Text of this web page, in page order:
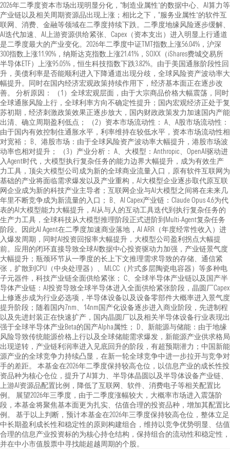
2026年二季度资本市场出现明显分化，“制造业属性”的数据中心、AI算力等
产业链以及相关周期资源品出现上涨；相比之下，“服务业属性”的软件互
联网、消费、金融等领域在二季度持续下跌。二季度地缘风险逐步缓解、
AI迭代加速、AI上游资源供给紧张、Capex（资本支出）进入明显上行通道
是二季度最大的产业变化。2026年二季度中证TMT指数上涨56.04%，沪深
300指数上涨11.90%，纳斯达克指数上涨21.41%，SOXX（iShares费城交易所
半导体ETF）上涨95.05%，恒生科技指数下跌3.82%。由于美国通胀阶段性回
升，美债利率是否能顺利进入下降通道出现分歧，全球风险资产波动率大
幅提升。同时在国内经济宏观政策持续作用下，经济基本面正在逐步改
善。 分析原因： （1）全球宏观层面，由于大宗商品价格大幅震荡，同时
全球通胀风险上行，全球利率方向不确定性提升；国内宏观经济正处于复
苏初期，经济刺激政策效果正逐步放大，国内财政政策发力加速国内产能
出清、确立周期盈利低点； （2）资本市场流动性： A、A股市场流动性：
由于国内有效控制住通胀水平，利率维持在较低水平，资本市场流动性相
对宽裕； B、港股市场：由于全球风险资产波动率大幅提升，港股市场波
动率也相对提升； （3）产业分析： A、大模型：Anthropic、OpenAI驱动进
入Agent时代，大模型执行复杂任务的能力边界大幅提升，成为有效生产
力工具，顶尖大模型公司成为新的全球商业流量入口，原有软件互联网为
基础的产业将面临需求爆发以及产业重构，AI大模型企业逐步取代原互联
网企业成为新的科技产业主导者；互联网企业与AI大模型之间将在未来几
年里不断竞争成为新流量的入口； B、AI Capex产业链：Claude Opus 4.6为代
表的AI大模型能力大幅提升，AI从与人的互动工具迭代到执行复杂任务的
生产力工具，全球科技从大模型推理阶段正式进阶到Multi-Agent复杂任务
阶段。因此AI Agent在二季度加速商业落地，AI ARR（年度经常性收入）进
入爆发周期，同时AI投资回报率大幅提升，大模型公司盈利拐点大幅提
前。应用的闭环直接导致全球AI数据中心投资驱动力加强，产业链景气度
大幅提升；瓶颈环节从一季度的长上下文推理需求导致的存储、通信紧
张，扩散到CPU（中央处理器）、MLCC（片式多层陶瓷电容器）等多种电
子元器件，科技产业链全面供给紧张； C、全球半导体产业链以及国产半
导体产业链：AI投资导致全球半导体进入全面供给紧张阶段，晶圆厂Capex
上修逐步成为行业必选项，半导体设备以及设备零部件大概率进入景气度
提升阶段；随着国内7nm、14nm国产化设备逐步进入商业阶段，先进制程
以及先进封装正在快速扩产，国内晶圆厂以及相关半导体设备行业表现出
强于全球半导体产业Beta的国产Alpha属性； D、新能源与储能：由于地缘
风险导致传统能源价格上行以及全球储能需求爆发，新能源产业供求格局
出现逆转，产业链利润率进入见底回升的阶段，有超预期潜力；中国新能
源产业的全球竞争力持续凸显，在新一轮全球竞争中进一步拉开与竞争对
手的差距。 本基金在2026年二季度保持较高仓位，以信息产业的成长性投
资品种为核心仓位，提升了AI算力、半导体晶圆以及半导体设备产业链、
上游AI资源品配置比例，降低了互联网、软件、消费电子等相关配置比
例。 展望2026年三季度，由于二季度涨幅较大，大概率市场进入震荡阶
段，本基金将聚焦基本面更为扎实、估值合理的投资品种，增加其配置比
例。 基于以上判断，预计本基金在2026年三季度保持较高仓位，整体立足
中长期盈利成长性和稳定性的原则构建组合，维持以竞争优势明显、估值
合理的信息产业投资标的为核心持仓结构，保持组合的流动性和稳定性，
并在中小市值股票中寻找能超越周期的个股。